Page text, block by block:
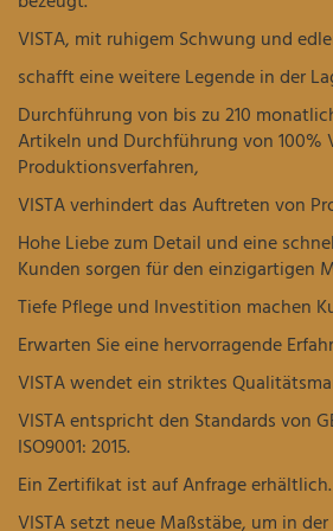
VISTA, mit ruhigem Schwung und
schafft eine weitere Legende in der
Durchführung von bis zu 210
Artikeln und Durchführung von 100%
Produktionsverfahren,
VISTA verhindert das Auftreten von
Hohe Liebe zum Detail und eine
Kunden sorgen für den einzigartigen
Tiefe Pflege und Investition machen
Erwarten Sie eine hervorragende
VISTA wendet ein striktes
VISTA entspricht den Standards von
ISO9001: 2015.
Ein Zertifikat ist auf Anfrage erhältlich.
VISTA setzt neue Maßstäbe, um in